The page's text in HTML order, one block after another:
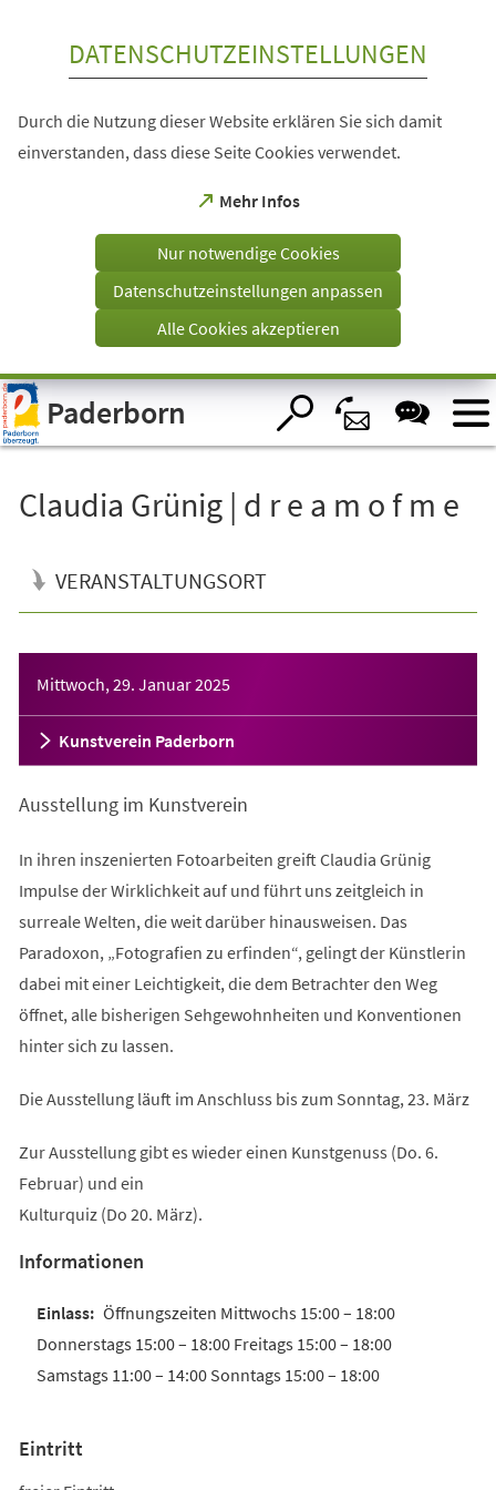
Visuelle
Assistenzsoftware
öffnen.
DATENSCHUTZEINSTELLUNGEN
Durch die Nutzung dieser Website erklären Sie sich damit
einverstanden, dass diese Seite Cookies verwendet.
Mehr Infos
(Öffnet
einem
Tab)
Nur notwendige Cookies
Datenschutzeinstellungen anpassen
Alle Cookies akzeptieren
Paderborn
Claudia Grünig | d r e a m o f m e
VERANSTALTUNGSORT
Mittwoch, 29. Januar 2025
Kunstverein Paderborn
Ausstellung im Kunstverein
In ihren inszenierten Fotoarbeiten greift Claudia Grünig
Impulse der Wirklichkeit auf und führt uns zeitgleich in
surreale Welten, die weit darüber hinausweisen. Das
Paradoxon, „Fotografien zu erfinden“, gelingt der Künstlerin
dabei mit einer Leichtigkeit, die dem Betrachter den Weg
öffnet, alle bisherigen Sehgewohnheiten und Konventionen
hinter sich zu lassen.
Die Ausstellung läuft im Anschluss bis zum Sonntag, 23. März
Zur Ausstellung gibt es wieder einen Kunstgenuss (Do. 6.
Februar) und ein
Kulturquiz (Do 20. März).
Informationen
Öffnungszeiten Mittwochs 15:00 – 18:00
Donnerstags 15:00 – 18:00 Freitags 15:00 – 18:00
Samstags 11:00 – 14:00 Sonntags 15:00 – 18:00
Eintritt